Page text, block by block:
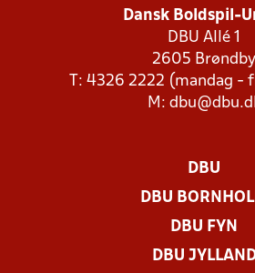
Dansk Boldspil-
DBU Allé 1
2605 Brøndby
T: 4326 2222 (mandag -
M:
DBU
DBU
DBU FYN
DBU